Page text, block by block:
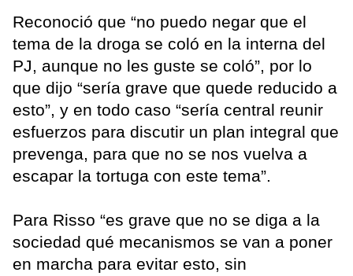
Reconoció que “no puedo negar que el
tema de la droga se coló en la interna del
PJ, aunque no les guste se coló”, por lo
que dijo “sería grave que quede reducido a
esto”, y en todo caso “sería central reunir
esfuerzos para discutir un plan integral que
prevenga, para que no se nos vuelva a
escapar la tortuga con este tema”.
Para Risso “es grave que no se diga a la
sociedad qué mecanismos se van a poner
en marcha para evitar esto, sin